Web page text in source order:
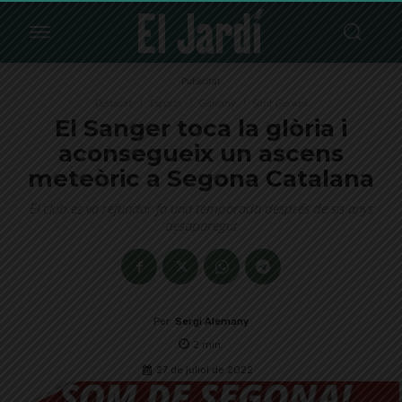
Publicitat
El Sanger toca la glòria i
aconsegueix un ascens
meteòric a Segona Catalana
El club es va refundar fa una temporada després de sis anys
desaparegut
Per Sergi Alemany
2 min.
27 de juliol de 2022